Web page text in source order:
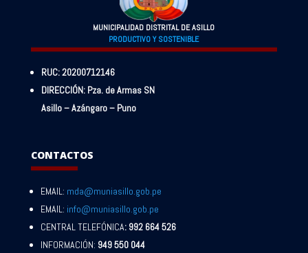
MUNICIPALIDAD DISTRITAL DE ASILLO
PRODUCTIVO Y SOSTENIBLE
RUC: 20200712146
DIRECCIÓN: Pza. de Armas SN
Asillo – Azángaro – Puno
CONTACTOS
EMAIL: mda@muniasillo.gob.pe
EMAIL: info@muniasillo.gob.pe
CENTRAL TELEFÓNICA: 992 664 526
INFORMACIÓN: 949 550 044